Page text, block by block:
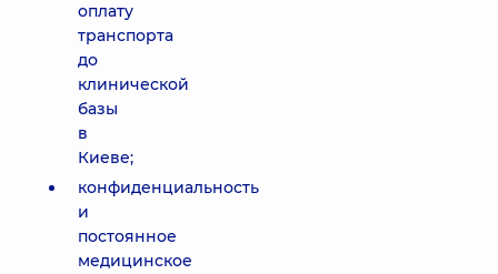
оплату
транспорта
до
клинической
базы
в
Киеве;
конфиденциальность
и
постоянное
медицинское